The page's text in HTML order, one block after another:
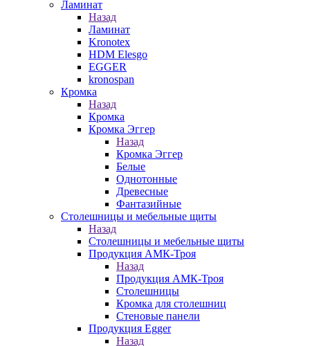
Ламинат
Назад
Ламинат
Kronotex
HDM Elesgo
EGGER
kronospan
Кромка
Назад
Кромка
Кромка Эггер
Назад
Кромка Эггер
Белые
Однотонные
Древесные
Фантазийные
Столешницы и мебельные щиты
Назад
Столешницы и мебельные щиты
Продукция АМК-Троя
Назад
Продукция АМК-Троя
Столешницы
Кромка для столешниц
Стеновые панели
Продукция Egger
Назад